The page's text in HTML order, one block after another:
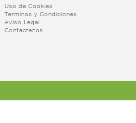
Uso de Cookies
Terminos y Condiciones
Aviso Legal
Contáctanos